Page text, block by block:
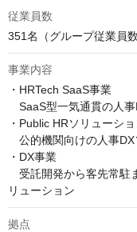
従業員数
351名（グループ従業員
事業内容
・HRTech SaaS事業
SaaS型一気通貫の人事
・Public HRソリューシ
公的機関向けの人事DX
・DX事業
受託開発から客先常駐
拠点